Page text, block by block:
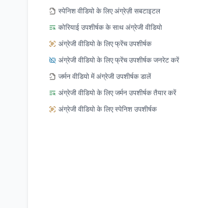
स्पेनिश वीडियो के लिए अंग्रेज़ी सबटाइटल
कोरियाई उपशीर्षक के साथ अंग्रेजी वीडियो
अंग्रेजी वीडियो के लिए फ्रेंच उपशीर्षक
अंग्रेजी वीडियो के लिए फ्रेंच उपशीर्षक जनरेट करें
जर्मन वीडियो में अंग्रेजी उपशीर्षक डालें
अंग्रेजी वीडियो के लिए जर्मन उपशीर्षक तैयार करें
अंग्रेजी वीडियो के लिए स्पेनिश उपशीर्षक